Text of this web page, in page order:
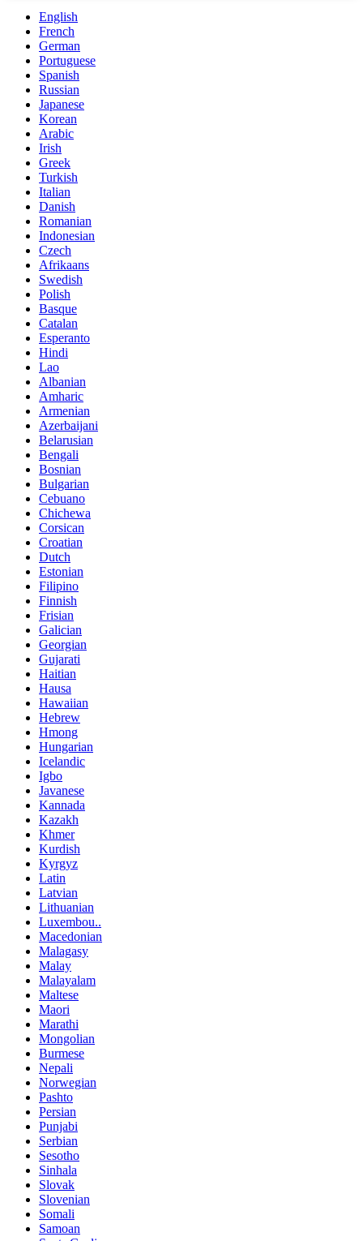
English
French
German
Portuguese
Spanish
Russian
Japanese
Korean
Arabic
Irish
Greek
Turkish
Italian
Danish
Romanian
Indonesian
Czech
Afrikaans
Swedish
Polish
Basque
Catalan
Esperanto
Hindi
Lao
Albanian
Amharic
Armenian
Azerbaijani
Belarusian
Bengali
Bosnian
Bulgarian
Cebuano
Chichewa
Corsican
Croatian
Dutch
Estonian
Filipino
Finnish
Frisian
Galician
Georgian
Gujarati
Haitian
Hausa
Hawaiian
Hebrew
Hmong
Hungarian
Icelandic
Igbo
Javanese
Kannada
Kazakh
Khmer
Kurdish
Kyrgyz
Latin
Latvian
Lithuanian
Luxembou..
Macedonian
Malagasy
Malay
Malayalam
Maltese
Maori
Marathi
Mongolian
Burmese
Nepali
Norwegian
Pashto
Persian
Punjabi
Serbian
Sesotho
Sinhala
Slovak
Slovenian
Somali
Samoan